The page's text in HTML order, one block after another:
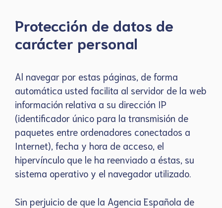
Protección de datos de
carácter personal
Al navegar por estas páginas, de forma
automática usted facilita al servidor de la web
información relativa a su dirección IP
(identificador único para la transmisión de
paquetes entre ordenadores conectados a
Internet), fecha y hora de acceso, el
hipervínculo que le ha reenviado a éstas, su
sistema operativo y el navegador utilizado.
Sin perjuicio de que la Agencia Española de